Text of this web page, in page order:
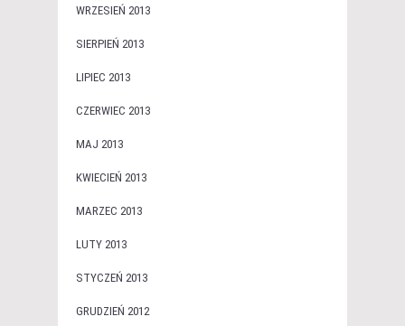
WRZESIEŃ 2013
SIERPIEŃ 2013
LIPIEC 2013
CZERWIEC 2013
MAJ 2013
KWIECIEŃ 2013
MARZEC 2013
LUTY 2013
STYCZEŃ 2013
GRUDZIEŃ 2012